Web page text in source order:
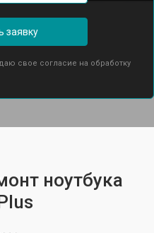
заявку
свое согласие на обработку
ноутбука